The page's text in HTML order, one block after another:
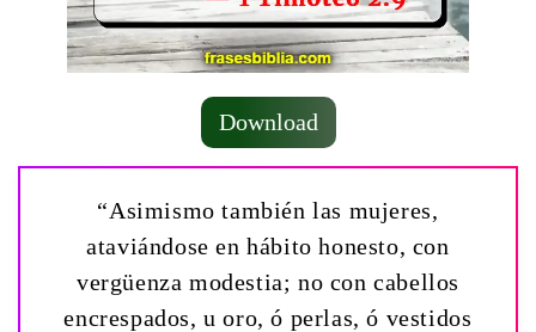
Download
“Asimismo también las mujeres,
ataviándose en hábito honesto, con
vergüenza modestia; no con cabellos
encrespados, u oro, ó perlas, ó vestidos